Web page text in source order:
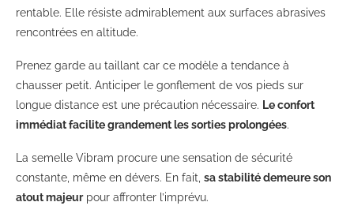
rentable. Elle résiste admirablement aux surfaces abrasives
rencontrées en altitude.
Prenez garde au taillant car ce modèle a tendance à
chausser petit. Anticiper le gonflement de vos pieds sur
longue distance est une précaution nécessaire. Le confort
immédiat facilite grandement les sorties prolongées.
La semelle Vibram procure une sensation de sécurité
constante, même en dévers. En fait, sa stabilité demeure son
atout majeurpour affronter l’imprévu.